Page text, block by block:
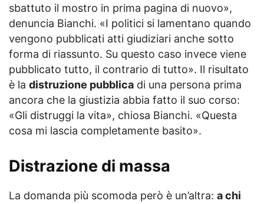
sbattuto il mostro in prima pagina di nuovo»,
denuncia Bianchi. «I politici si lamentano quando
vengono pubblicati atti giudiziari anche sotto
forma di riassunto. Su questo caso invece viene
pubblicato tutto, il contrario di tutto». Il risultato
è la distruzione pubblica di una persona prima
ancora che la giustizia abbia fatto il suo corso:
«Gli distruggi la vita», chiosa Bianchi. «Questa
cosa mi lascia completamente basito».
Distrazione di massa
La domanda più scomoda però è un’altra: a chi